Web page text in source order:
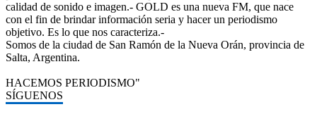
calidad de sonido e imagen.- GOLD es una nueva FM, que nace
con el fin de brindar información seria y hacer un periodismo
objetivo. Es lo que nos caracteriza.-
Somos de la ciudad de San Ramón de la Nueva Orán, provincia de
Salta, Argentina.
HACEMOS PERIODISMO"
SÍGUENOS